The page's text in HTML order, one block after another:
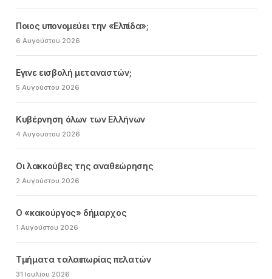
Ποιος υπονομεύει την «Ελπίδα»;
6 Αυγούστου 2026
Εγινε εισβολή μεταναστών;
5 Αυγούστου 2026
Κυβέρνηση όλων των Ελλήνων
4 Αυγούστου 2026
Οι λακκούβες της αναθεώρησης
2 Αυγούστου 2026
Ο «κακούργος» δήμαρχος
1 Αυγούστου 2026
Τμήματα ταλαιπωρίας πελατών
31 Ιουλίου 2026